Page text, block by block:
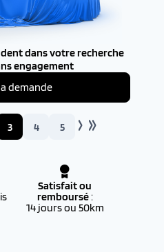
dans votre recherche
engagement
demande
3 4 5
Satisfait ou
remboursé:
14 jours ou 50km